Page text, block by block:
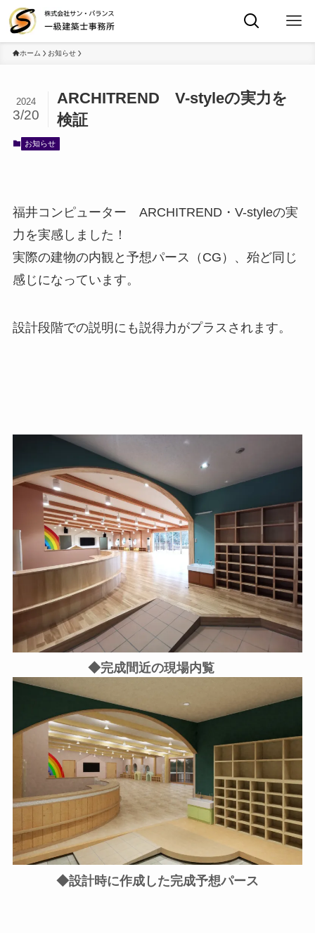
ホーム お知らせ
ARCHITREND V-styleの実力を
検証
2024
3/20
お知らせ
福井コンピューター ARCHITREND・V-styleの実
力を実感しました！
実際の建物の内観と予想パース（CG）、殆ど同じ
感じになっています。
設計段階での説明にも説得力がプラスされます。
◆完成間近の現場内覧
◆設計時に作成した完成予想パース